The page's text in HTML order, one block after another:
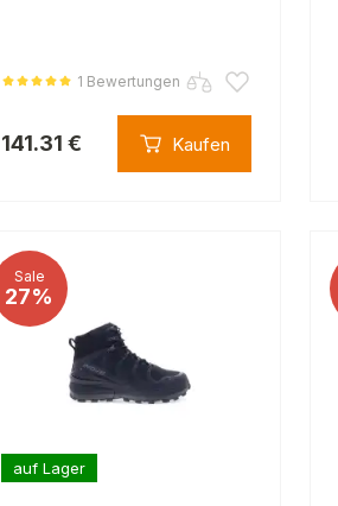
1 Bewertungen
141.31 € Kaufen
Sale
27%
auf Lager